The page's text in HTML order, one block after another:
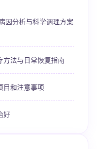
因分析与科学调理方案
方法与日常恢复指南
目和注意事项
好